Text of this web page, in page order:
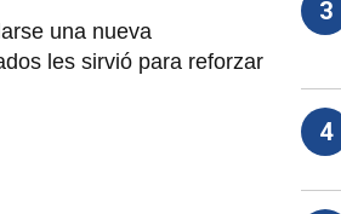
una nueva
les sirvió para reforzar
3
4